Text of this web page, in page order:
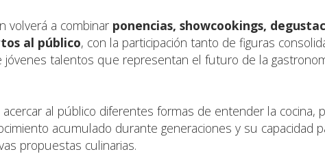
volverá a combinar ponencias, showcookings,
al público, con la participación tanto de figuras
jóvenes talentos que representan el futuro de la
acercar al público diferentes formas de entender la cocina,
acumulado durante generaciones y su capacidad
propuestas culinarias.